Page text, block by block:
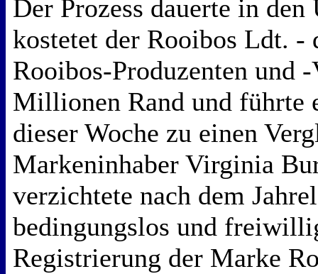
Der Prozess dauerte in den
kostetet der Rooibos Ldt. -
Rooibos-Produzenten und
Millionen Rand und führte
dieser Woche zu einen
Markeninhaber Virginia
verzichtete nach dem
bedingungslos und
Registrierung der Marke